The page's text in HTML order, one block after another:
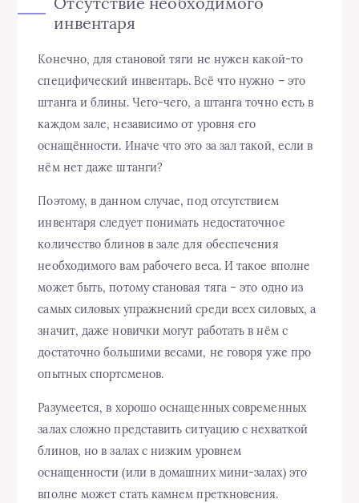
инвентаря
Конечно, для становой тяги не нужен какой-то
специфический инвентарь. Всё что нужно – это
штанга и блины. Чего-чего, а штанга точно есть в
каждом зале, независимо от уровня его
оснащённости. Иначе что это за зал такой, если в
нём нет даже штанги?
Поэтому, в данном случае, под отсутствием
инвентаря следует понимать недостаточное
количество блинов в зале для обеспечения
необходимого вам рабочего веса. И такое вполне
может быть, потому становая тяга – это одно из
самых силовых упражнений среди всех силовых, а
значит, даже новички могут работать в нём с
достаточно большими весами, не говоря уже про
опытных спортсменов.
Разумеется, в хорошо оснащенных современных
залах сложно представить ситуацию с нехваткой
блинов, но в залах с низким уровнем
оснащенности (или в домашних мини-залах) это
вполне может стать камнем преткновения.